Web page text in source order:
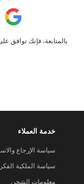
بالمتابعة، فإنك توافق
خدمة العملاء
سياسة الإرجاع
سياسة الملكية
معلومات الشحن